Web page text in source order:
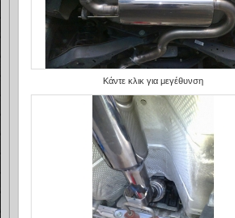
Κάντε κλικ για μεγέθυνση